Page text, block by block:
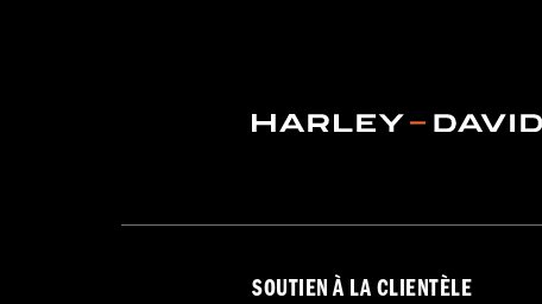
SOUTIEN À LA CLIENTÈLE